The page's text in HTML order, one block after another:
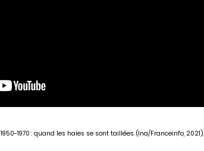
1950-1970 : quand les haies se sont taillées. (Ina/Franceinfo, 2021).